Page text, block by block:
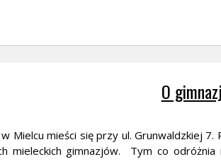
O
Mielcu mieści się przy ul. Grunwaldzkiej
mieleckich gimnazjów. Tym co